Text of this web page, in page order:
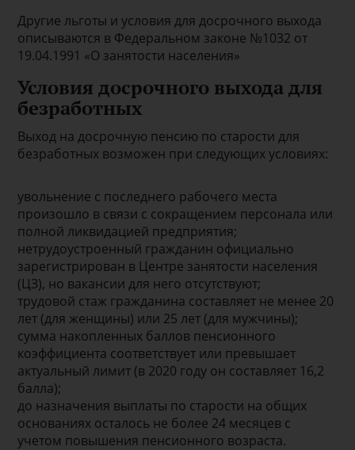
Другие льготы и условия для досрочного выхода
описываются в Федеральном законе №1032 от
19.04.1991 «О занятости населения»
Условия досрочного выхода для
безработных
Выход на досрочную пенсию по старости для
безработных возможен при следующих условиях:
увольнение с последнего рабочего места
произошло в связи с сокращением персонала или
полной ликвидацией предприятия;
нетрудоустроенный гражданин официально
зарегистрирован в Центре занятости населения
(ЦЗ), но вакансии для него отсутствуют;
трудовой стаж гражданина составляет не менее 20
лет (для женщины) или 25 лет (для мужчины);
сумма накопленных баллов пенсионного
коэффициента соответствует или превышает
актуальный лимит (в 2020 году он составляет 16,2
балла);
до назначения выплаты по старости на общих
основаниях осталось не более 24 месяцев с
учетом повышения пенсионного возраста.